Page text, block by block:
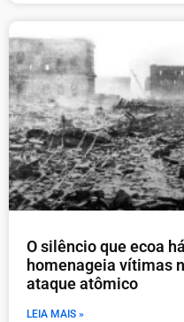
O silêncio que ecoa
homenageia vítimas
ataque atômico
LEIA MAIS »